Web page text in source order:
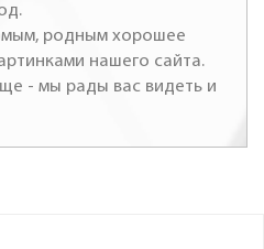
родным хорошее
нашего сайта.
- мы рады вас видеть и